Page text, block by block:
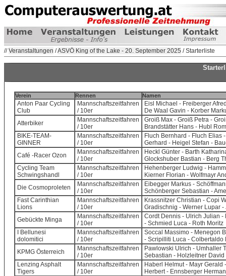
//Veranstaltungen /ASVÖ King of the Lake - 20. September 2025 / Starterliste
Verein Rennen Namen
Anton Paar Cycling
Club
Mannschaftszeitfahren
/ 10er
Eisl Michael - Freiberger
De Waal Gavin - Korber
Atterbiker
Mannschaftszeitfahren
/ 10er
Groiß Max - Groiß Petra -
Brandstätter Hans - Hubl
BIKE-TEAM-
GINNER
Mannschaftszeitfahren
/ 10er
Fluch Bernhard - Fluch Elias
Gerhard - Heigel Stefan -
Café -Racer Ozon
Mannschaftszeitfahren
/ 10er
Heckl Günter - Barth
Glockshuber Bastian - Berg
Cycling Team
Schwingshandl
Mannschaftszeitfahren
/ 10er
Hehenberger Ludwig -
Kierner Florian - Wolfmayr
Die Cosmoproleten
Mannschaftszeitfahren
/ 10er
Eibegger Markus -
Schönberger Sebastian -
Fast Carinthian
Lions
Mannschaftszeitfahren
/ 10er
Krassnitzer Christian - Copi
Gradischnig - Werner Lupar
Gebückte Minga
Mannschaftszeitfahren
/ 10er
Cordt Dennis - Ulrich Julian -
- Schmied Luca - Roth Moritz
I Bellunesi
dolomitici
Mannschaftszeitfahren
/ 10er
Soccal Massimo - Menegon
- Scripilliti Luca - Colbertaldo
KPMG Österreich
Mannschaftszeitfahren
/ 10er
Pawlowski Ulrich - Umhaller
Sebastian - Holzleitner
Lenzing Asphalt
Tigers
Mannschaftszeitfahren
/ 10er
Haberl Helmut - Mayr
Herbert - Ennsberger